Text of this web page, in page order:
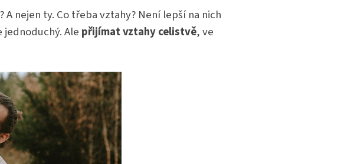
nejen ty. Co třeba vztahy? Není lepší na nich
Ale přijímat vztahy celistvě, ve